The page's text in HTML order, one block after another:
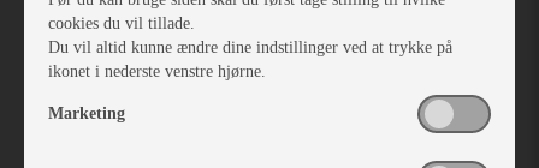
cookies du vil tillade.
Du vil altid kunne ændre dine indstillinger ved at trykke på
ikonet i nederste venstre hjørne.
Marketing